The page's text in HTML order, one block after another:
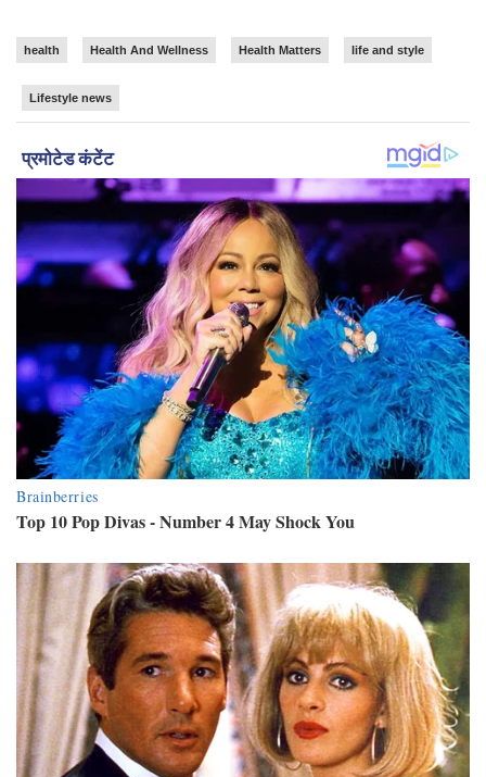
health Health And Wellness Health Matters life and style
Lifestyle news